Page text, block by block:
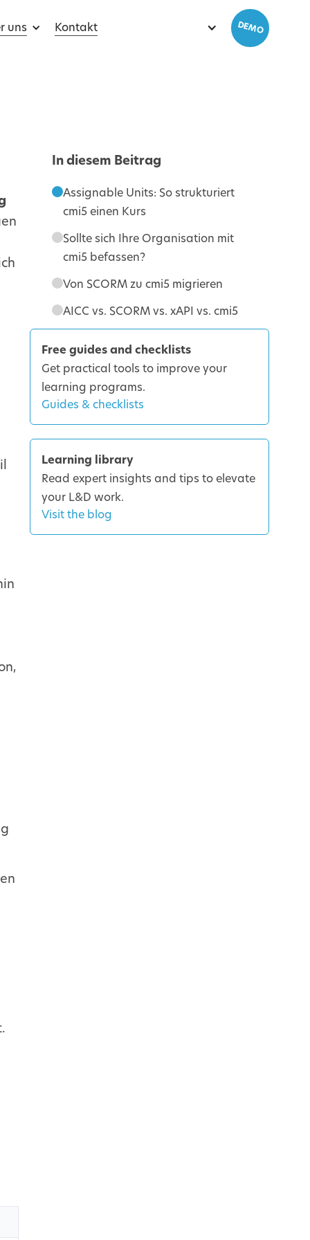
uns Kontakt DEMO
In diesem Beitrag
Assignable Units: So strukturiert
cmi5 einen Kurs
Sollte sich Ihre Organisation mit
cmi5 befassen?
Von SCORM zu cmi5 migrieren
AICC vs. SCORM vs. xAPI vs. cmi5
Free guides and checklists
Get practical tools to improve your
learning programs.
Guides & checklists
Learning library
Read expert insights and tips to elevate
your L&D work.
Visit the blog